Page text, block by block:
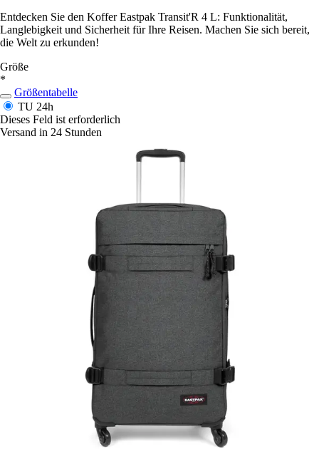
Entdecken Sie den Koffer Eastpak Transit'R 4 L: Funktionalität,
Langlebigkeit und Sicherheit für Ihre Reisen. Machen Sie sich bereit,
die Welt zu erkunden!
Größe
*
Größentabelle
TU 24h
Dieses Feld ist erforderlich
Versand in 24 Stunden